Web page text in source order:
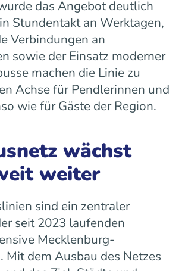
das Angebot deutlich
Stundentakt an Werktagen,
Verbindungen an
sowie der Einsatz moderner
machen die Linie zu
Achse für Pendlerinnen und
wie für Gäste der Region.
wächst
weiter
sind ein zentraler
seit 2023 laufenden
Mecklenburg-
Mit dem Ausbau des Netzes